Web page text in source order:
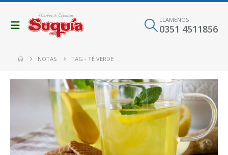
LLAMENOS
0351 4511856
NOTAS TAG -TÉ VERDE